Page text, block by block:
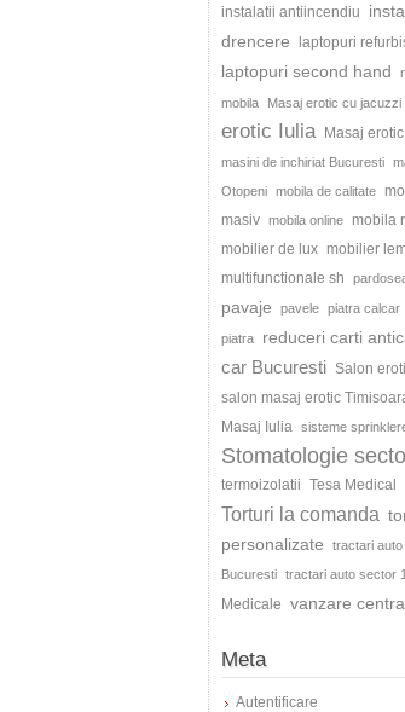
instalatii antiincendiu
drencere
laptopuri
laptopuri second hand
mobila Masaj erotic cu jacuzzi
erotic Iulia Masaj
masini de inchiriat Bucuresti
Otopeni mobila de calitate
masiv mobila online
mobila
mobilier de lux mobilier
multifunctionale sh
pavaje pavele piatra calcar
piatra reduceri carti
car Bucuresti Salon
salon masaj erotic
Masaj Iulia sisteme
Stomatologie
termoizolatii Tesa Medical
Torturi la comanda
personalizate
tractari auto
Bucuresti tractari auto sector
Medicale vanzare
Meta
Autentificare